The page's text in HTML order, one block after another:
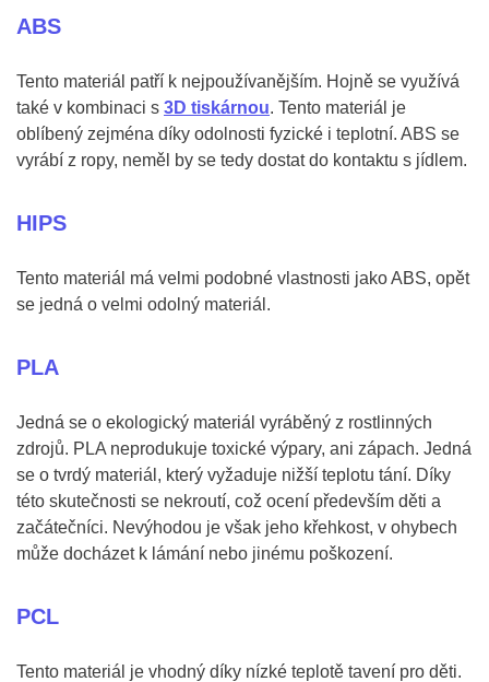
ABS
Tento materiál patří k nejpoužívanějším. Hojně se využívá
také v kombinaci s 3D tiskárnou. Tento materiál je
oblíbený zejména díky odolnosti fyzické i teplotní. ABS se
vyrábí z ropy, neměl by se tedy dostat do kontaktu s jídlem.
HIPS
Tento materiál má velmi podobné vlastnosti jako ABS, opět
se jedná o velmi odolný materiál.
PLA
Jedná se o ekologický materiál vyráběný z rostlinných
zdrojů. PLA neprodukuje toxické výpary, ani zápach. Jedná
se o tvrdý materiál, který vyžaduje nižší teplotu tání. Díky
této skutečnosti se nekroutí, což ocení především děti a
začátečníci. Nevýhodou je však jeho křehkost, v ohybech
může docházet k lámání nebo jinému poškození.
PCL
Tento materiál je vhodný díky nízké teplotě tavení pro děti.